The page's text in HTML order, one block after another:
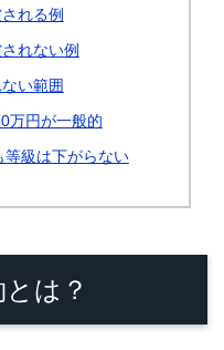
れる例
れない例
い範囲
万円が一般的
級は下がらない
は？